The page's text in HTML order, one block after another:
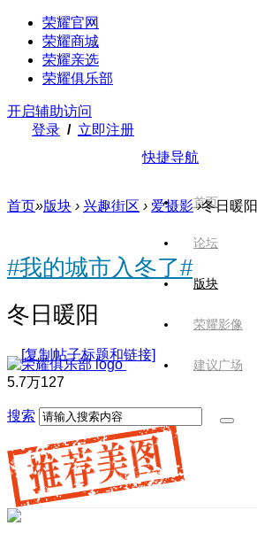
荣耀官网
荣耀商城
荣耀亲选
荣耀俱乐部
开启辅助访问
登录 / 立即注册
快捷导航
首页
论坛
版块
荣耀影像
建议广场
搜索
首页»版块 › 兴趣街区 › 爱摄影 ›冬日暖阳
#我的城市入冬了#
冬日暖阳
[复制帖子标题和链接]
5.7万127